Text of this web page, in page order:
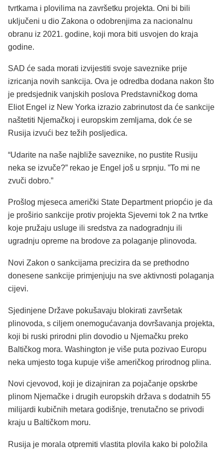
tvrtkama i plovilima na završetku projekta. Oni bi bili
uključeni u dio Zakona o odobrenjima za nacionalnu
obranu iz 2021. godine, koji mora biti usvojen do kraja
godine.
SAD će sada morati izvijestiti svoje saveznike prije
izricanja novih sankcija. Ova je odredba dodana nakon što
je predsjednik vanjskih poslova Predstavničkog doma
Eliot Engel iz New Yorka izrazio zabrinutost da će sankcije
naštetiti Njemačkoj i europskim zemljama, dok će se
Rusija izvući bez težih posljedica.
“Udarite na naše najbliže saveznike, no pustite Rusiju
neka se izvuče?” rekao je Engel još u srpnju. ”To mi ne
zvuči dobro.”
Prošlog mjeseca američki State Department priopćio je da
je proširio sankcije protiv projekta Sjeverni tok 2 na tvrtke
koje pružaju usluge ili sredstva za nadogradnju ili
ugradnju opreme na brodove za polaganje plinovoda.
Novi Zakon o sankcijama precizira da se prethodno
donesene sankcije primjenjuju na sve aktivnosti polaganja
cijevi.
Sjedinjene Države pokušavaju blokirati završetak
plinovoda, s ciljem onemogućavanja dovršavanja projekta,
koji bi ruski prirodni plin dovodio u Njemačku preko
Baltičkog mora. Washington je više puta pozivao Europu
neka umjesto toga kupuje više američkog prirodnog plina.
Novi cjevovod, koji je dizajniran za pojačanje opskrbe
plinom Njemačke i drugih europskih država s dodatnih 55
milijardi kubičnih metara godišnje, trenutačno se privodi
kraju u Baltičkom moru.
Rusija je morala otpremiti vlastita plovila kako bi položila